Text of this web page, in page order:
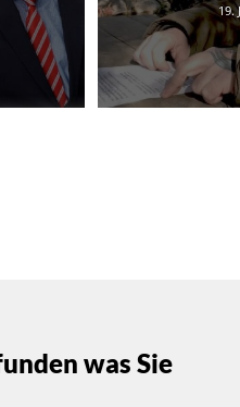
19.
was Sie